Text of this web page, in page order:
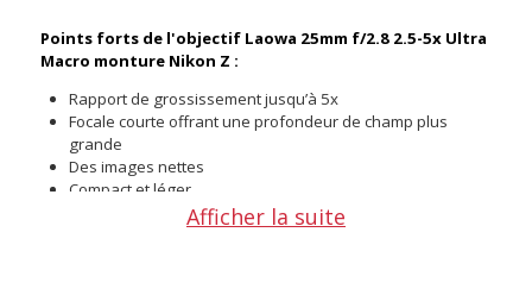
Points forts de l'objectif Laowa 25mm f/2.8 2.5-5x Ultra
Macro monture Nikon Z :
Rapport de grossissement jusqu’à 5x
Focale courte offrant une profondeur de champ plus
grande
Des images nettes
Compact et léger
Compatible Nikon ZAfficher la suite